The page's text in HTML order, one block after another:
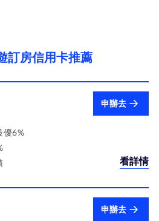
訂房信用卡推薦
申辦去
6%
看詳情
申辦去